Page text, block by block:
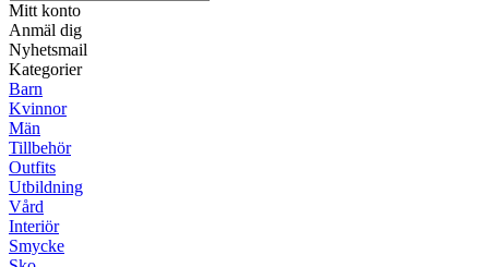
Mitt konto
Anmäl dig
Nyhetsmail
Kategorier
Barn
Kvinnor
Män
Tillbehör
Outfits
Utbildning
Vård
Interiör
Smycke